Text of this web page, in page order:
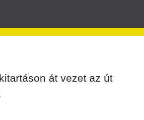
át vezet az út